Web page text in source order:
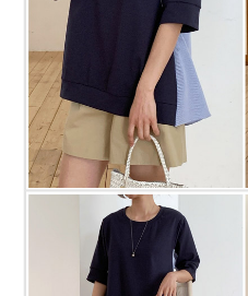
프 하세요!